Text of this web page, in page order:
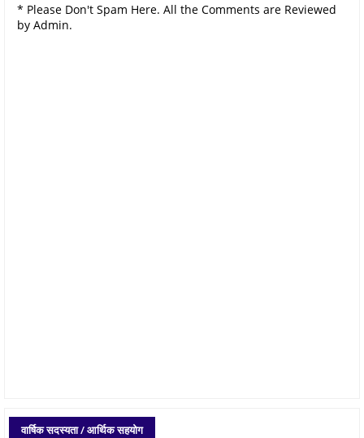
* Please Don't Spam Here. All the Comments are Reviewed
by Admin.
वार्षिक सदस्यता / आर्थिक सहयोग